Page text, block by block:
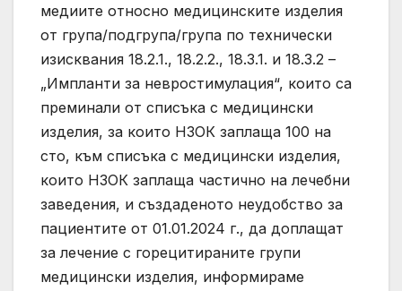
медиите относно медицинските изделия
от група/подгрупа/група по технически
изисквания 18.2.1., 18.2.2., 18.3.1. и 18.3.2 –
„Импланти за невростимулация“, които са
преминали от списъка с медицински
изделия, за които НЗОК заплаща 100 на
сто, към списъка с медицински изделия,
които НЗОК заплаща частично на лечебни
заведения, и създаденото неудобство за
пациентите от 01.01.2024 г., да доплащат
за лечение с горецитираните групи
медицински изделия, информираме